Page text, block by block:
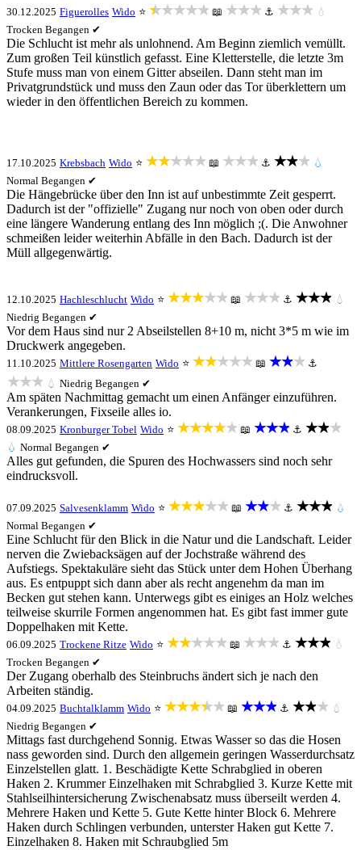
30.12.2025 Figuerolles Wido ⭐ ★★★★★ 📖 ★★★ ⚓ ★★★ 💧
Trocken Begangen ✔
Die Schlucht ist mehr als unlohnend. Am Beginn ziemlich vemüllt.
Zum großen Teil künstlich gefasst. Eine Kletterstelle, die letzte 3m
Stufe muss man von einem Gitter abseilen. Dann steht man im
Privatgrundstück und muss den Zaun oder das Tor überklettern um
wieder in den öffentlichen Bereich zu kommen.
17.10.2025 Krebsbach Wido ⭐ ★★★★★ 📖 ★★★ ⚓ ★★★ 💧
Normal Begangen ✔
Die Hängebrücke über den Inn ist auf unbestimmte Zeit gesperrt.
Dadurch ist der "offizielle" Zugang nur noch von oben oder durch
eine längere Wanderung entlang des Inn möglich ;(. Die Anwohner
schmeißen leider weiterhin Abfälle in den Bach. Dadurch ist der
Müll allgegenwärtig.
12.10.2025 Hachleschlucht Wido ⭐ ★★★★★ 📖 ★★★ ⚓ ★★★ 💧
Niedrig Begangen ✔
Vor dem Haus sind nur 2 Abseilstellen 8+10 m, nicht 3*5 m wie im
Druckwerk angegeben.
11.10.2025 Mittlere Rosengarten Wido ⭐ ★★★★★ 📖 ★★★ ⚓
★★★ 💧 Niedrig Begangen ✔
Am späten Nachmittag gemacht um einen Anfänger einzuführen.
Verankerungen, Fixseile alles io.
08.09.2025 Kronburger Tobel Wido ⭐ ★★★★★ 📖 ★★★ ⚓ ★★★
💧 Normal Begangen ✔
Alles gut gefunden, die Spuren des Hochwassers sind noch sehr
eindrucksvoll.
07.09.2025 Salvesenklamm Wido ⭐ ★★★★★ 📖 ★★★ ⚓ ★★★ 💧
Normal Begangen ✔
Eine Schlucht für den Blick in die Natur und die Landschaft. Leider
nerven die Zwiebacksägen auf der Jochstraße während des
Aufstiegs. Spektakuläre sieht das Stück unter dem Hohen Überhang
aus. Es entpuppt sich dann aber als recht angenehm da man im
Becken gut stehen kann. Unterwegs gibt es einiges an Holz welches
teilweise skurrile Formen angenommen hat. Es gibt fast immer gute
Doppelhaken mit Kette.
06.09.2025 Trockene Ritze Wido ⭐ ★★★★★ 📖 ★★★ ⚓ ★★★ 💧
Trocken Begangen ✔
Der Zugang oberhalb des Steinbruchs ändert sich je nach den
Arbeiten ständig.
04.09.2025 Buchtalklamm Wido ⭐ ★★★★★ 📖 ★★★ ⚓ ★★★ 💧
Niedrig Begangen ✔
Mittags fast durchgehend Sonnig. Etwas Wasser so das die Hosen
nass geworden sind. Durch den allgemein geringen Wasserdurchsatz
Einzelstellen glatt. 1. Beschädigte Kette Schrabglied in oberen
Haken 2. Krummer Einzelhaken mit Schrabglied 3. Kurze Kette mit
Stahlseilhintersicherung Zwischenabsatz muss überseilt werden 4.
Mehrere Haken und Kette 5. Gute Kette hinter Block 6. Mehrere
Haken durch Schlingen verbunden, unterster Haken gut Kette 7.
Einzelhaken 8. Haken mit Schraubglied 5m